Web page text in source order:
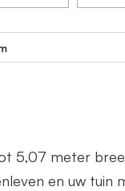
5,07 meter
en uw tuin